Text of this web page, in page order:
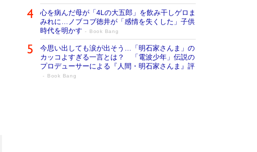
心を病んだ母が「4Lの大五郎」を飲み干しゲロま
みれに…ノブコブ徳井が「感情を失くした」子供
時代を明かす
Book Bang
今思い出しても涙が出そう…「明石家さんま」の
カッコよすぎる一言とは？ 「電波少年」伝説の
プロデューサーによる『人間・明石家さんま』評
Book Bang